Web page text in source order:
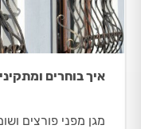
איך בוחרים
מגן מפני פורצים